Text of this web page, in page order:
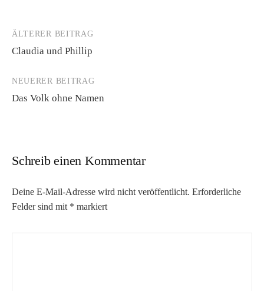
Beitrags-
Navigation
ÄLTERER BEITRAG
Claudia und Phillip
NEUERER BEITRAG
Das Volk ohne Namen
Schreib einen Kommentar
Deine E-Mail-Adresse wird nicht veröffentlicht. Erforderliche
Felder sind mit * markiert